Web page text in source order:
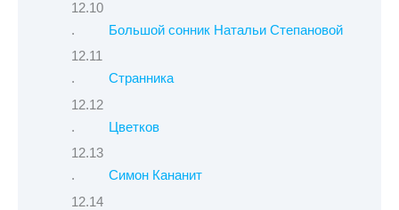
Большой сонник Натальи Степановой
Странника
Цветков
Симон Кананит